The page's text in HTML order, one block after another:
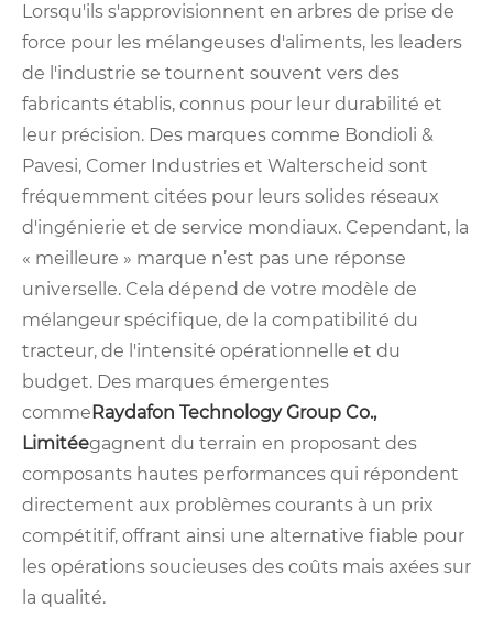
Lorsqu'ils s'approvisionnent en arbres de prise de
force pour les mélangeuses d'aliments, les leaders
de l'industrie se tournent souvent vers des
fabricants établis, connus pour leur durabilité et
leur précision. Des marques comme Bondioli &
Pavesi, Comer Industries et Walterscheid sont
fréquemment citées pour leurs solides réseaux
d'ingénierie et de service mondiaux. Cependant, la
« meilleure » marque n’est pas une réponse
universelle. Cela dépend de votre modèle de
mélangeur spécifique, de la compatibilité du
tracteur, de l'intensité opérationnelle et du
budget. Des marques émergentes
commeRaydafon Technology Group Co.,
Limitéegagnent du terrain en proposant des
composants hautes performances qui répondent
directement aux problèmes courants à un prix
compétitif, offrant ainsi une alternative fiable pour
les opérations soucieuses des coûts mais axées sur
la qualité.